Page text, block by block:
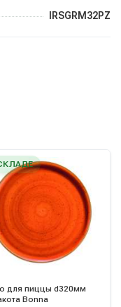
IRSGRM32PZ
для пиццы d320мм
Bonna